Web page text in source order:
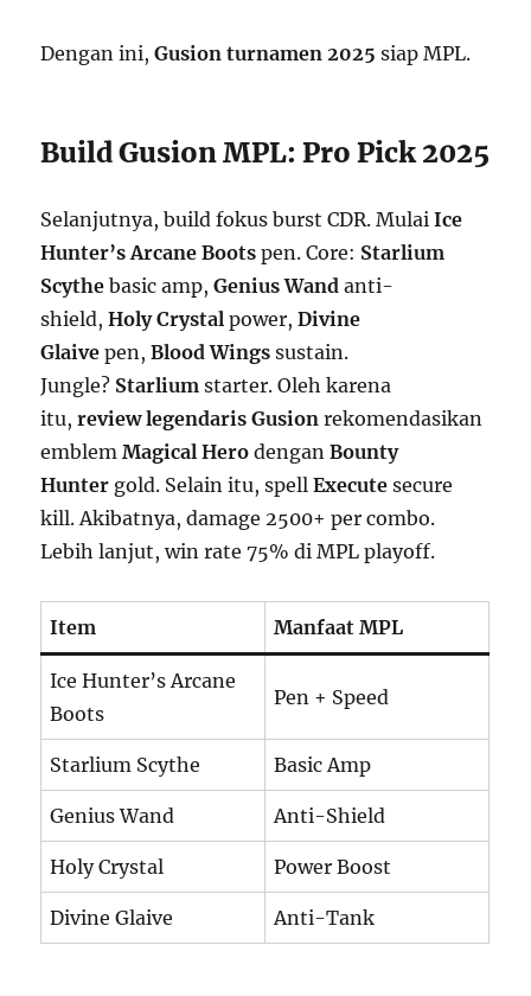
Dengan ini,Gusion turnamen 2025 siap MPL.
Build Gusion MPL: Pro Pick 2025
Selanjutnya, build fokus burst CDR. MulaiIce
Hunter’s Arcane Boots pen. Core: Starlium
Scythe basic amp,Genius Wand anti-
shield,Holy Crystal power,Divine
Glaive pen,Blood Wings sustain.
Jungle? Starlium starter. Oleh karena
itu,review legendaris Gusion rekomendasikan
emblemMagical Hero denganBounty
Hunter gold. Selain itu, spellExecute secure
kill. Akibatnya, damage 2500+ per combo.
Lebih lanjut, win rate 75% di MPL playoff.
Item Manfaat MPL
Ice Hunter’s Arcane
Boots
Pen + Speed
Starlium Scythe Basic Amp
Genius Wand Anti-Shield
Holy Crystal Power Boost
Divine Glaive Anti-Tank